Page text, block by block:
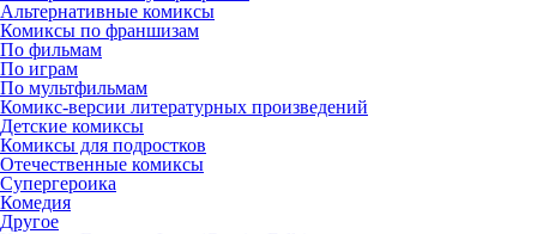
Альтернативные комиксы
Комиксы по франшизам
По фильмам
По играм
По мультфильмам
Комикс-версии литературных произведений
Детские комиксы
Комиксы для подростков
Отечественные комиксы
Супергероика
Комедия
Другое